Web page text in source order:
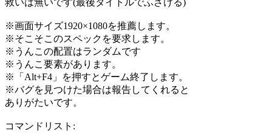
救いは無いです(最後タイトルでふざける)
※画面サイズ1920×1080を推薦します。
※そこそこのスペックを要求します。
※うんこの配置はランダムです
※うんこ要素があります。
※「Alt+F4」を押すとゲーム終了します。
※バグを見つけた場合は報告してくれると
ありがたいです。
コマンドリスト: